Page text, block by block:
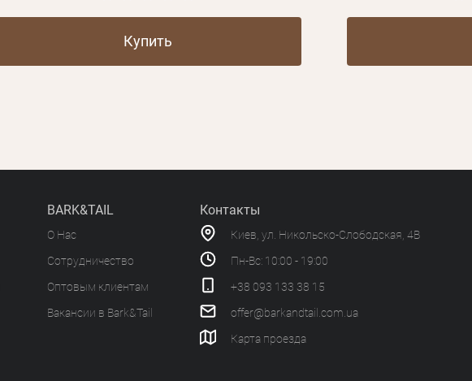
Купить
BARK&TAIL
О Нас
Сотрудничество
Оптовым клиентам
Вакансии в Bark&Tail
Контакты
Киев, ул. Никольско-Слободская, 4В
Пн-Вс: 10:00 - 19:00
+38 093 133 38 15
offer@barkandtail.com.ua
Карта проезда